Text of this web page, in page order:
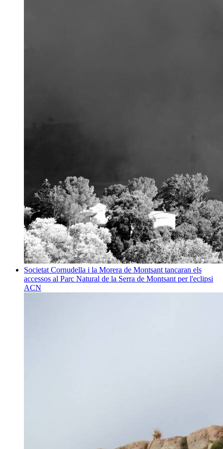
Societat Cornudella i la Morera de Montsant tancaran els
accessos al Parc Natural de la Serra de Montsant per l'eclipsi
ACN